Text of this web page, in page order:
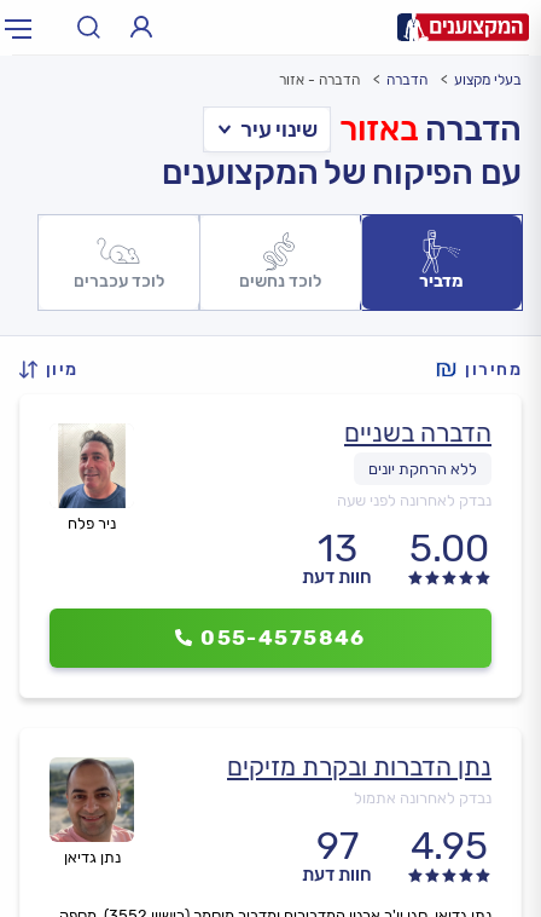
עירעיר: תל אביב, חיפה…
בעלי מקצוע הדברה הדברה - אזור
הדברה באזור
עם הפיקוח של המקצוענים
מדביר לוכד נחשים לוכד עכברים
מחירון מיון
ניר פלח
הדברה בשניים
נבדק לאחרונה לפני שעה
5.00
13
חוות דעת
055-4575846
נתן גדיאן
נתן הדברות ובקרת מזיקים
נבדק לאחרונה אתמול
4.95
97
חוות דעת